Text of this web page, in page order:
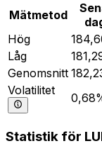
Mätmetod
Hög
Låg
Genomsnitt
Volatilitet
Statistik för